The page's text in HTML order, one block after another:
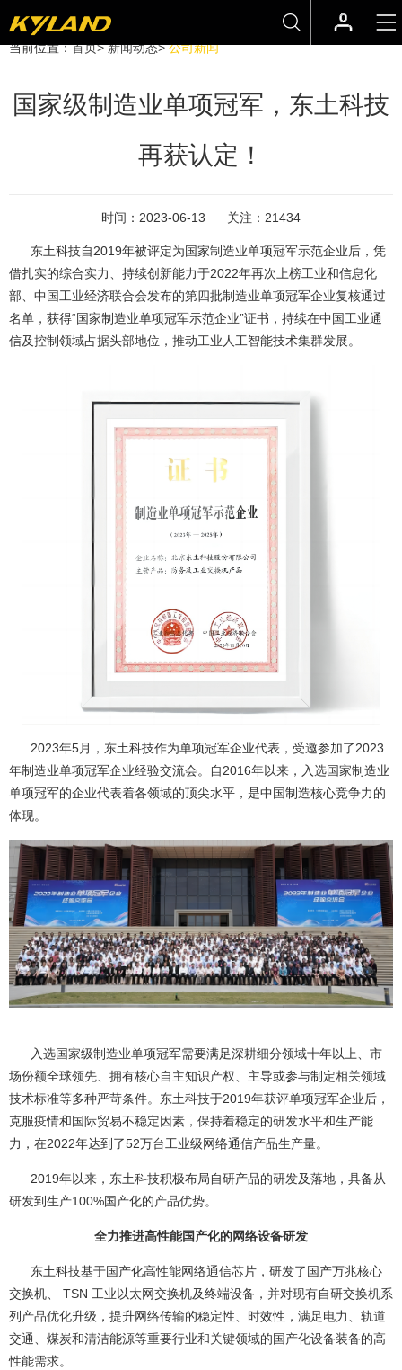
当前位置：首页>新闻动态>公司新闻
国家级制造业单项冠军，东土科技
再获认定！
时间： 2023-06-13 关注： 21434
东土科技自2019年被评定为国家制造业单项冠军示范企业后，凭
借扎实的综合实力、持续创新能力于2022年再次上榜工业和信息化
部、中国工业经济联合会发布的第四批制造业单项冠军企业复核通过
名单，获得“国家制造业单项冠军示范企业”证书，持续在中国工业通
信及控制领域占据头部地位，推动工业人工智能技术集群发展。
2023年5月，东土科技作为单项冠军企业代表，受邀参加了2023
年制造业单项冠军企业经验交流会。自2016年以来，入选国家制造业
单项冠军的企业代表着各领域的顶尖水平，是中国制造核心竞争力的
体现。
入选国家级制造业单项冠军需要满足深耕细分领域十年以上、市
场份额全球领先、拥有核心自主知识产权、主导或参与制定相关领域
技术标准等多种严苛条件。东土科技于2019年获评单项冠军企业后，
克服疫情和国际贸易不稳定因素，保持着稳定的研发水平和生产能
力，在2022年达到了52万台工业级网络通信产品生产量。
2019年以来，东土科技积极布局自研产品的研发及落地，具备从
研发到生产100%国产化的产品优势。
全力推进高性能国产化的网络设备研发
东土科技基于国产化高性能网络通信芯片，研发了国产万兆核心
交换机、 TSN 工业以太网交换机及终端设备，并对现有自研交换机系
列产品优化升级，提升网络传输的稳定性、时效性，满足电力、轨道
交通、煤炭和清洁能源等重要行业和关键领域的国产化设备装备的高
性能需求。